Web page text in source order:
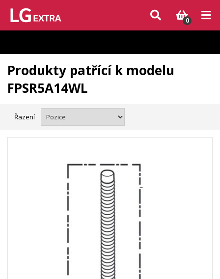
Vzhledem k aktuální situaci se může dodání dílů, které nejsou skladem,
zpozdit. Děkujeme za pochopení.
0
Produkty patřící k modelu
FPSR5A14WL
Řazení